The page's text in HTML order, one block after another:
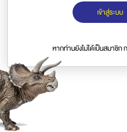
เข้าสู่ระบบ
หากท่านยังไม่ได้เป็นสมาชิก